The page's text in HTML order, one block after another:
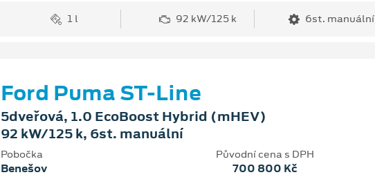
1 l 92 kW/125 k 6st. manuální
Ford Puma ST-Line
5dveřová, 1.0 EcoBoost Hybrid (mHEV)
92 kW/125 k, 6st. manuální
Pobočka
Benešov
Původní cena s DPH
700 800 Kč